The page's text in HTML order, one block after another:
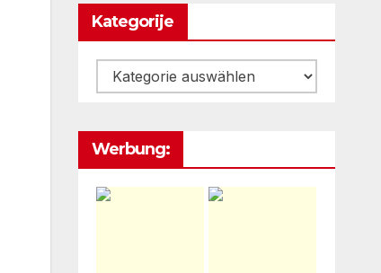
Kategorije
Kategorije
Werbung: